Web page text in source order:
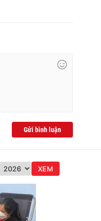
Gửi bình luận
XEM